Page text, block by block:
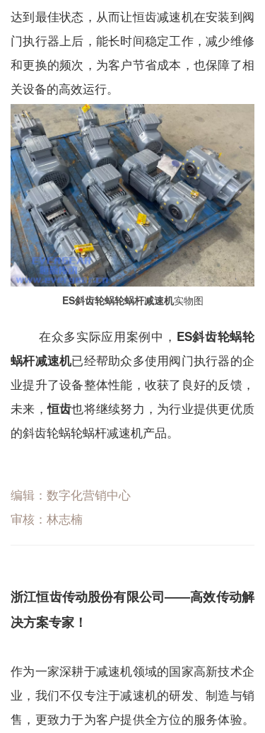
达到最佳状态，从而让恒齿减速机在安装到阀
门执行器上后，能长时间稳定工作，减少维修
和更换的频次，为客户节省成本，也保障了相
关设备的高效运行。
ES斜齿轮蜗轮蜗杆减速机实物图
在众多实际应用案例中， ES斜齿轮蜗轮
蜗杆减速机已经帮助众多使用阀门执行器的企
业提升了设备整体性能，收获了良好的反馈，
未来，恒齿也将继续努力，为行业提供更优质
的斜齿轮蜗轮蜗杆减速机产品。
编辑：数字化营销中心
审核：林志楠
浙江恒齿传动股份有限公司——高效传动解
决方案专家！
作为一家深耕于减速机领域的国家高新技术企
业，我们不仅专注于减速机的研发、制造与销
售，更致力于为客户提供全方位的服务体验。